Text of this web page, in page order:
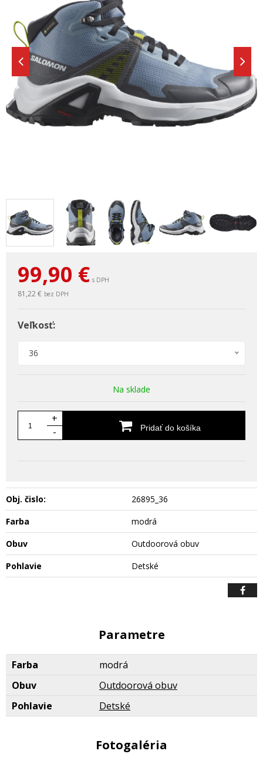
99,90 € s DPH
81,22 € bez DPH
Veľkosť:
36
Na sklade
+
-
Pridať do košíka
Obj. čislo:
26895_36
Farba
modrá
Obuv
Outdoorová obuv
Pohlavie
Detské
Parametre
Farba
modrá
Obuv
Outdoorová obuv
Pohlavie
Detské
Fotogaléria